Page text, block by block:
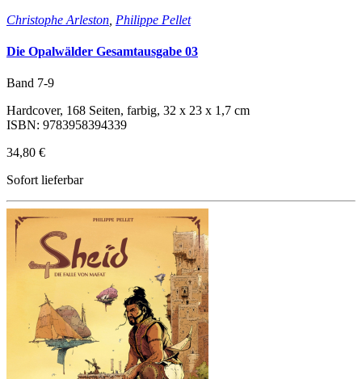
Christophe Arleston Philippe Pellet
Die Opalwälder Gesamtausgabe 03
Band 7-9
Hardcover, 168 Seiten, farbig, 32 x 23 x 1,7 cm
ISBN: 9783958394339
34,80 €
Sofort lieferbar